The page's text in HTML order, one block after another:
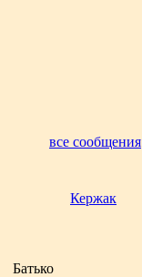
все сообщения
Кержак
Батько